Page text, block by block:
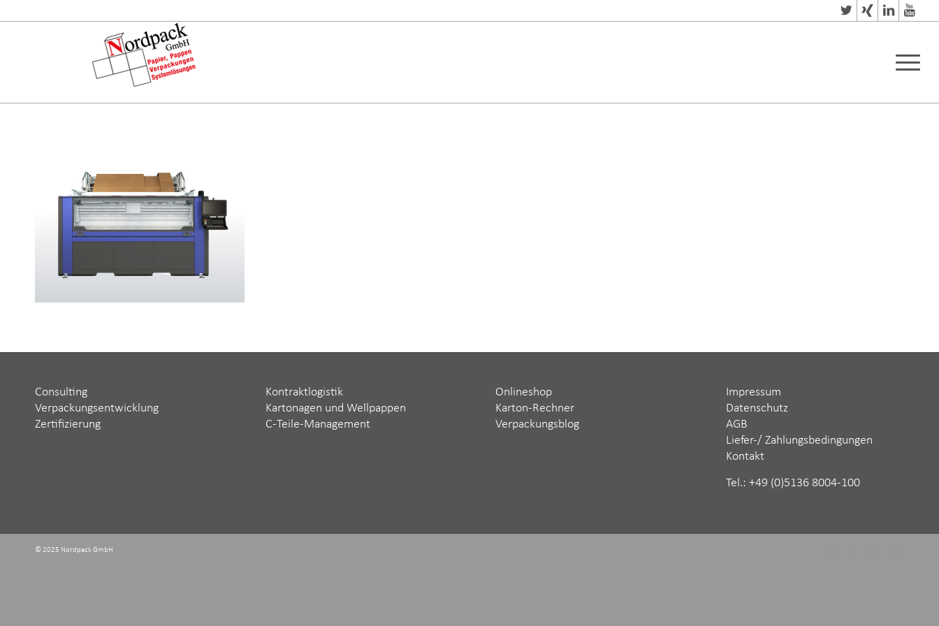
Consulting
Verpackungsentwicklung
Zertifizierung
Kontraktlogistik
Kartonagen und Wellpappen
C-Teile-Management
Onlineshop
Karton-Rechner
Verpackungsblog
Impressum
Datenschutz
AGB
Liefer-/ Zahlungsbedingungen
Kontakt
Tel.: ‪+49 (0)5136 8004-100
© 2025 Nordpack GmbH ‬